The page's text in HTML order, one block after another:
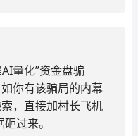
量化”资金盘骗
你有该骗局的内幕
，直接加村长飞机
过来。